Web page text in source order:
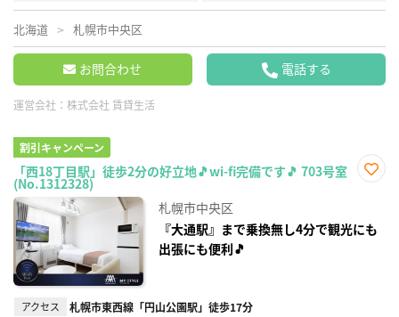
北海道 札幌市中央区
お問合わせ 電話する
運営会社： 株式会社 賃貸生活
割引キャンペーン
「西18丁目駅」徒歩2分の好立地🎵wi-fi完備です🎵 703号室
(No.1312328)
録
札幌市中央区
『大通駅』まで乗換無し4分で観光にも
出張にも便利🎵
アクセス 札幌市東西線「円山公園駅」徒歩17分